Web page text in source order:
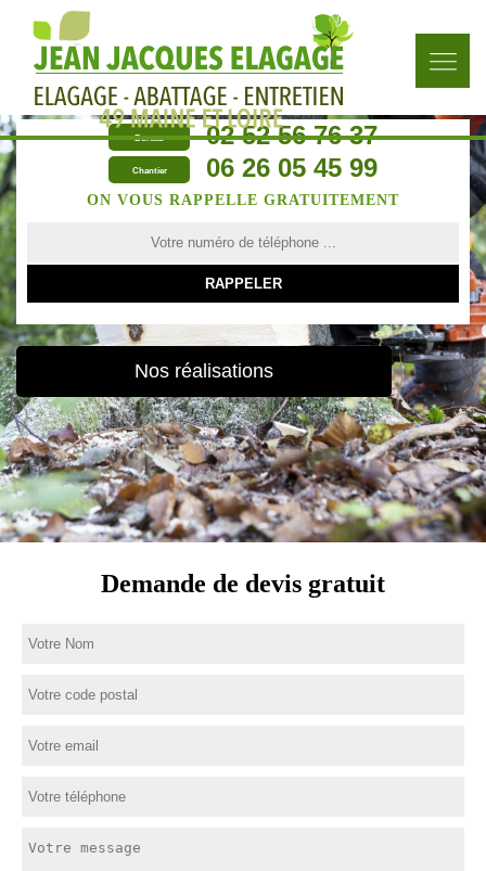
Bureau 02 52 56 76 37
Chantier 06 26 05 45 99
ON VOUS RAPPELLE GRATUITEMENT
Nos réalisations
Demande de devis gratuit